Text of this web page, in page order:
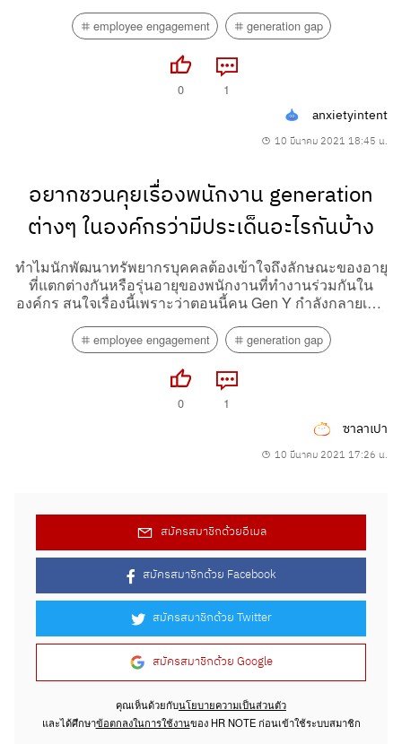
gap
employee engagement generation gap
0 1
anxietyintent
10 มีนาคม 2021 18:45 น.
อยากชวนคุยเรื่องพนักงาน generation
ต่างๆ ในองค์กรว่ามีประเด็นอะไรกันบ้าง
ทำไมนักพัฒนาทรัพยากรบุคคลต้องเข้าใจถึงลักษณะของอายุ
ที่แตกต่างกันหรือรุ่นอายุของพนักงานที่ทำงานร่วมกันใน
องค์กร สนใจเรื่องนี้เพราะว่าตอนนี้คน Gen Y กำลังกลายเป็น
ปีข้างหน้านี้ millennial ก็กำลังหลั่งไหลเข้ามามากขึ้นเรื่อยๆ
ในขณะที่ฝ่ายบริหารสูงๆ...
employee engagement generation gap
0 1
ซาลาเปา
10 มีนาคม 2021 17:26 น.
สมัครสมาชิกด้วยอีเมล
สมัครสมาชิกด้วย Facebook
สมัครสมาชิกด้วย Twitter
สมัครสมาชิกด้วย Google
คุณเห็นด้วยกับนโยบายความเป็นส่วนตัว
และได้ศึกษาข้อตกลงในการใช้งานของ HR NOTE ก่อนเข้าใช้ระบบสมาชิก